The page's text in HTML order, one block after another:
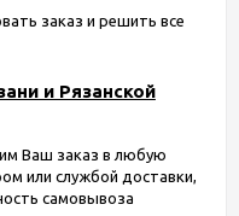
заказ и решить все
и Рязанской
Ваш заказ в любую
или службой доставки,
самовывоза